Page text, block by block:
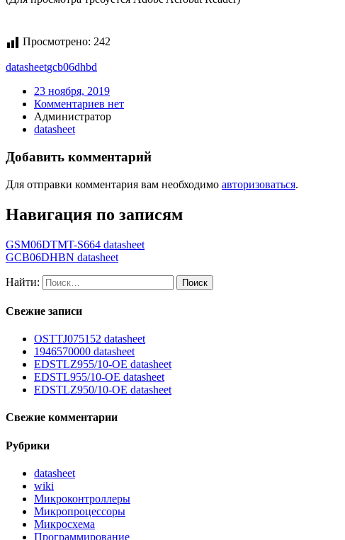
Просмотрено: 242
datasheetgcb06dhbd
23 ноября, 2019
Комментариев нет
Администратор
datasheet
Добавить комментарий
Для отправки комментария вам необходимо авторизоваться.
Навигация по записям
GSM06DTMT-S664 datasheet
GCB06DHBN datasheet
Найти:
Свежие записи
OSTTJ075152 datasheet
1946570000 datasheet
EDSTLZ955/10-OE datasheet
EDSTL955/10-OE datasheet
EDSTLZ950/10-OE datasheet
Свежие комментарии
Рубрики
datasheet
wiki
Микроконтроллеры
Микропроцессоры
Микросхема
Программирование